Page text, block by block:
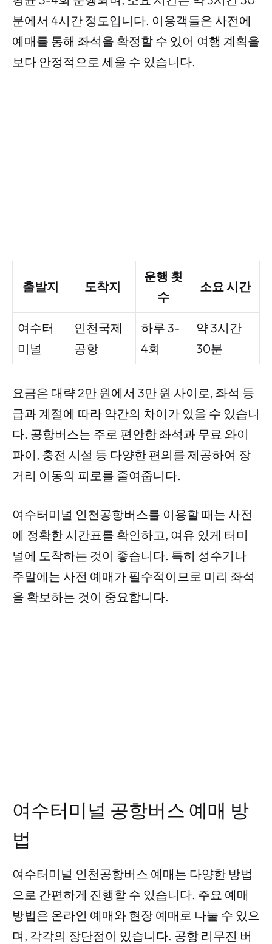
분에서 4시간 정도입니다. 이용객들은 사전에
예매를 통해 좌석을 확정할 수 있어 여행 계획을
보다 안정적으로 세울 수 있습니다.
출발지 도착지
운행 횟
수
소요 시간
여수터
미널
인천국제
공항
하루 3-
4회
약 3시간
30분
요금은 대략 2만 원에서 3만 원 사이로, 좌석 등
급과 계절에 따라 약간의 차이가 있을 수 있습니
다. 공항버스는 주로 편안한 좌석과 무료 와이
파이, 충전 시설 등 다양한 편의를 제공하여 장
거리 이동의 피로를 줄여줍니다.
여수터미널 인천공항버스를 이용할 때는 사전
에 정확한 시간표를 확인하고, 여유 있게 터미
널에 도착하는 것이 좋습니다. 특히 성수기나
주말에는 사전 예매가 필수적이므로 미리 좌석
을 확보하는 것이 중요합니다.
여수터미널 공항버스 예매 방
법
여수터미널 인천공항버스 예매는 다양한 방법
으로 간편하게 진행할 수 있습니다. 주요 예매
방법은 온라인 예매와 현장 예매로 나눌 수 있으
며, 각각의 장단점이 있습니다. 공항 리무진 버